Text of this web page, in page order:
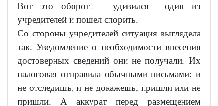
Вот это оборот! – удивился один из
учредителей и пошел спорить.
Со стороны учредителей ситуация выглядела
так. Уведомление о необходимости внесения
достоверных сведений они не получали. Их
налоговая отправила обычными письмами: и
не отследишь, и не докажешь, пришли или не
пришли. А аккурат перед размещением